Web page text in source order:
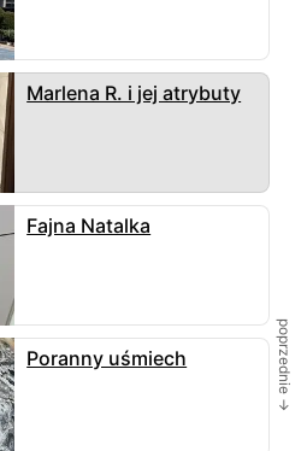
Marlena R. i jej atrybuty
Fajna Natalka
Poranny uśmiech poprzednie →